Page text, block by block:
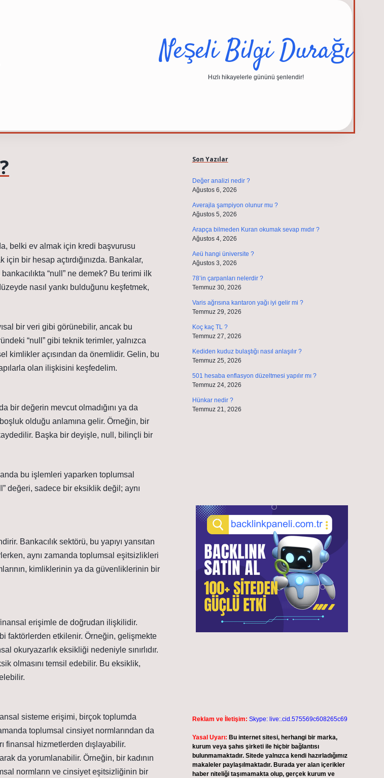
Neşeli Bilgi Durağı
Hızlı hikayelerle gününü şenlendir!
belki ev almak için kredi başvurusu
bir hesap açtırdığınızda. Bankalar,
“null” ne demek? Bu terimi ilk
nasıl yankı bulduğunu keşfetmek,
bir veri gibi görünebilir, ancak bu
“null” gibi teknik terimler, yalnızca
kimlikler açısından da önemlidir. Gelin, bu
olan ilişkisini keşfedelim.
bir değerin mevcut olmadığını ya da
olduğu anlamına gelir. Örneğin, bir
Başka bir deyişle, null, bilinçli bir
bu işlemleri yaparken toplumsal
değeri, sadece bir eksiklik değil; aynı
Bankacılık sektörü, bu yapıyı yansıtan
aynı zamanda toplumsal eşitsizlikleri
kimliklerinin ya da güvenliklerinin bir
erişimle de doğrudan ilişkilidir.
faktörlerden etkilenir. Örneğin, gelişmekte
okuryazarlık eksikliği nedeniyle sınırlıdır.
olmasını temsil edebilir. Bu eksiklik,
sisteme erişimi, birçok toplumda
toplumsal cinsiyet normlarından da
finansal hizmetlerden dışlayabilir.
da yorumlanabilir. Örneğin, bir kadının
normların ve cinsiyet eşitsizliğinin bir
Son Yazılar
Değer analizi nedir ?
Ağustos 6, 2026
Averajla şampiyon olunur mu ?
Ağustos 5, 2026
Arapça bilmeden Kuran okumak sevap mıdır ?
Ağustos 4, 2026
Aeü hangi üniversite ?
Ağustos 3, 2026
78’in çarpanları nelerdir ?
Temmuz 30, 2026
Varis ağrısına kantaron yağı iyi gelir mi ?
Temmuz 29, 2026
Koç kaç TL ?
Temmuz 27, 2026
Kediden kuduz bulaştığı nasıl anlaşılır ?
Temmuz 25, 2026
501 hesaba enflasyon düzeltmesi yapılır mı ?
Temmuz 24, 2026
Hünkar nedir ?
Temmuz 21, 2026
Reklam ve İletişim: Skype: live:.cid.575569c608265c69
Yasal Uyarı: Bu internet sitesi, herhangi bir marka,
kurum veya şahıs şirketi ile hiçbir bağlantısı
bulunmamaktadır. Sitede yalnızca kendi hazırladığımız
makaleler paylaşılmaktadır. Burada yer alan içerikler
haber niteliği taşımamakta olup, gerçek kurum ve